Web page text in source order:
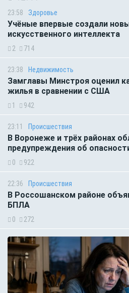
23:58 Здоровье
Учёные впервые создали
искусственного интеллекта
2 714
23:38 Недвижимость
Замглавы Минстроя оценил
жилья в сравнении с США
1 942
23:11 Происшествия
В Воронеже и трёх районах
предупреждения об
0 922
22:36 Происшествия
В Россошанском районе
БПЛА
0 272